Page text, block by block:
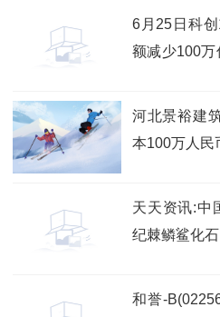
6月25日科
额减少100万
河北景裕建
本100万人民
天天资讯:中
纪棘鳞鲨化石
和誉-